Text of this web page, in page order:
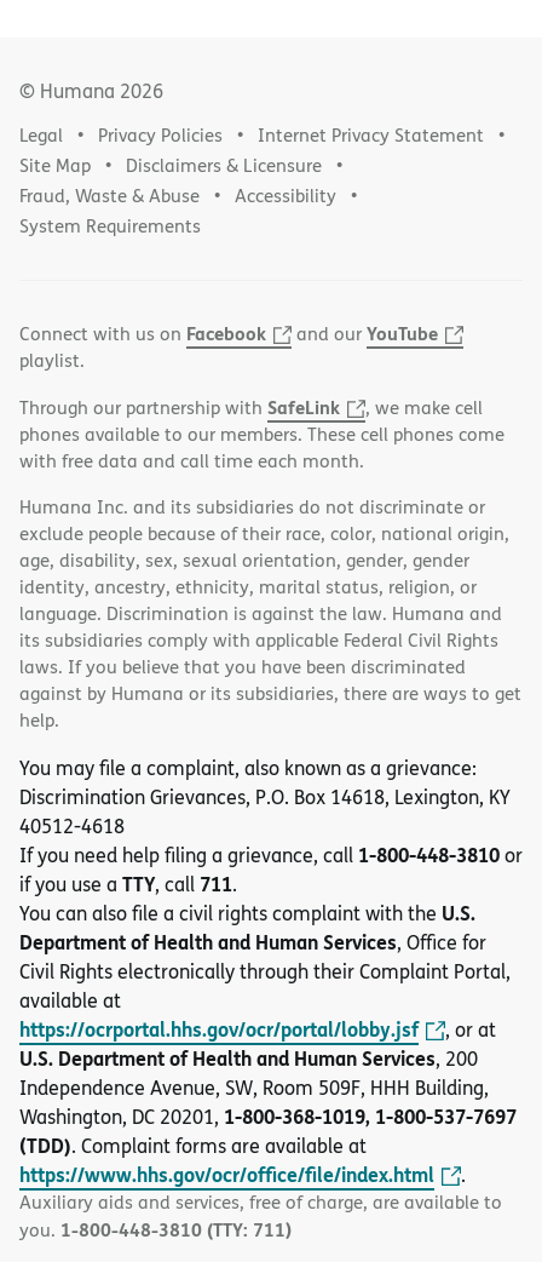
© Humana 2026
Legal Privacy Policies
Internet Privacy Statement
Site Map
Disclaimers & Licensure
Fraud, Waste & Abuse
Accessibility
System Requirements
Connect with us on Facebook and ourYouTube
playlist.
Through our partnership with SafeLink
, we make cell
phones available to our members. These cell phones come
with free data and call time each month.
Humana Inc. and its subsidiaries do not discriminate or
exclude people because of their race, color, national origin,
age, disability, sex, sexual orientation, gender, gender
identity, ancestry, ethnicity, marital status, religion, or
language. Discrimination is against the law. Humana and
its subsidiaries comply with applicable Federal Civil Rights
laws. If you believe that you have been discriminated
against by Humana or its subsidiaries, there are ways to get
help.
You may file a complaint, also known as a grievance:
Discrimination Grievances, P.O. Box 14618, Lexington, KY
40512-4618
If you need help filing a grievance, call 1-800-448-3810or
if you use a TTY, call 711.
You can also file a civil rights complaint with the U.S.
Department of Health and Human Services, Office for
Civil Rights electronically through their Complaint Portal,
available at
https://ocrportal.hhs.gov/ocr/portal/lobby.jsf , or at
U.S. Department of Health and Human Services, 200
Independence Avenue, SW, Room 509F, HHH Building,
Washington, DC 20201, 1-800-368-1019, 1-800-537-7697
(TDD). Complaint forms are available at
https://www.hhs.gov/ocr/office/file/index.html .
Auxiliary aids and services, free of charge, are available to
you. 1-800-448-3810 (TTY: 711)